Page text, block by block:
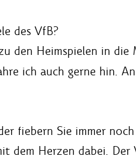
des VfB?
den Heimspielen in
ich auch gerne hin.
fiebern Sie immer
dem Herzen dabei.